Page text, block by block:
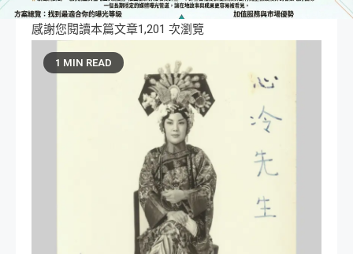
感謝您閱讀本篇文章1,201 次瀏覽
1 MIN READ